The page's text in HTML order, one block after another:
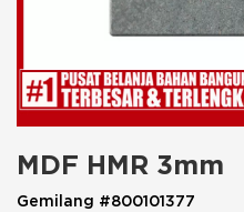
MDF HMR 3mm
Gemilang #800101377